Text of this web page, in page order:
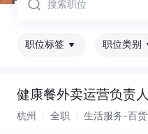
职位标签 职位类别
健康餐外卖运营负责人
杭州 全职 生活服务-百